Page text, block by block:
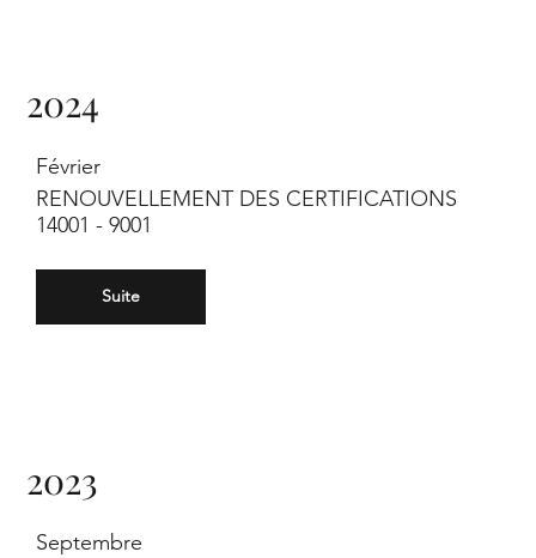
2024
Février
RENOUVELLEMENT DES CERTIFICATIONS
14001 - 9001
Suite
2023
Septembre